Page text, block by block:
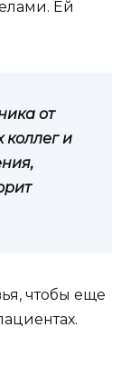
Ей
от
коллег и
чтобы еще